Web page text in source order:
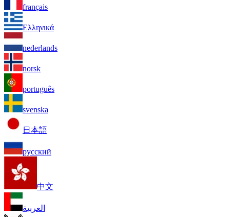
français
Ελληνικά
nederlands
norsk
português
svenska
日本語
русский
中文
العربية